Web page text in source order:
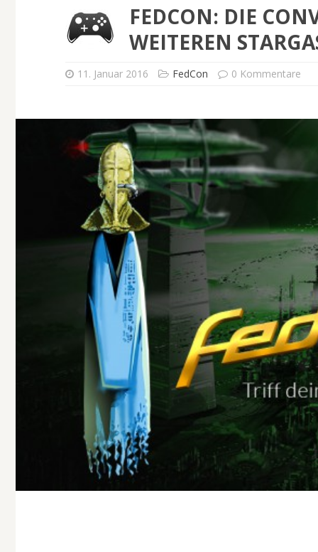
FEDCON: DIE
WEITEREN
11. Januar 2016 FedCon 0 Kommentare